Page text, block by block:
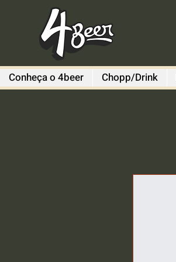
Conheça o 4beer Chopp/Drink